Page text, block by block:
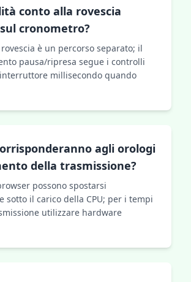
conto alla rovescia
cronometro?
è un percorso separato; il
pausa/ripresa segue i controlli
millisecondo quando
agli orologi
della trasmissione?
possono spostarsi
sotto il carico della CPU; per i tempi
utilizzare hardware